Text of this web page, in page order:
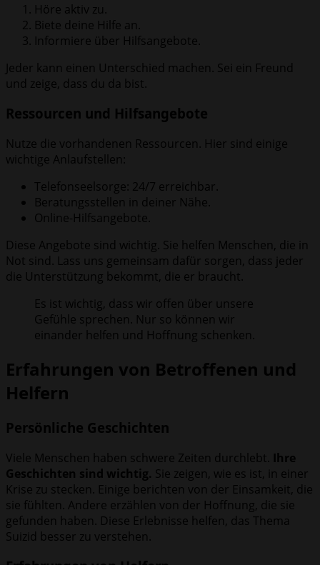
Höre aktiv zu.
Biete deine Hilfe an.
Informiere über Hilfsangebote.
Jeder kann einen Unterschied machen. Sei ein Freund
und zeige, dass du da bist.
Ressourcen und Hilfsangebote
Nutze die vorhandenen Ressourcen. Hier sind einige
wichtige Anlaufstellen:
Telefonseelsorge: 24/7 erreichbar.
Beratungsstellen in deiner Nähe.
Online-Hilfsangebote.
Diese Angebote sind wichtig. Sie helfen Menschen, die in
Not sind. Lass uns gemeinsam dafür sorgen, dass jeder
die Unterstützung bekommt, die er braucht.
Es ist wichtig, dass wir offen über unsere
Gefühle sprechen. Nur so können wir
einander helfen und Hoffnung schenken.
Erfahrungen von Betroffenen und
Helfern
Persönliche Geschichten
Viele Menschen haben schwere Zeiten durchlebt. Ihre
Geschichten sind wichtig. Sie zeigen, wie es ist, in einer
Krise zu stecken. Einige berichten von der Einsamkeit, die
sie fühlten. Andere erzählen von der Hoffnung, die sie
gefunden haben. Diese Erlebnisse helfen, das Thema
Suizid besser zu verstehen.